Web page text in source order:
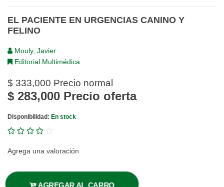
EL PACIENTE EN URGENCIAS CANINO Y
FELINO
Mouly, Javier
Editorial Multimédica
$ 333,000 Precio normal
$ 283,000 Precio oferta
Disponibilidad: En stock
Agrega una valoración
AGREGAR AL CARRO